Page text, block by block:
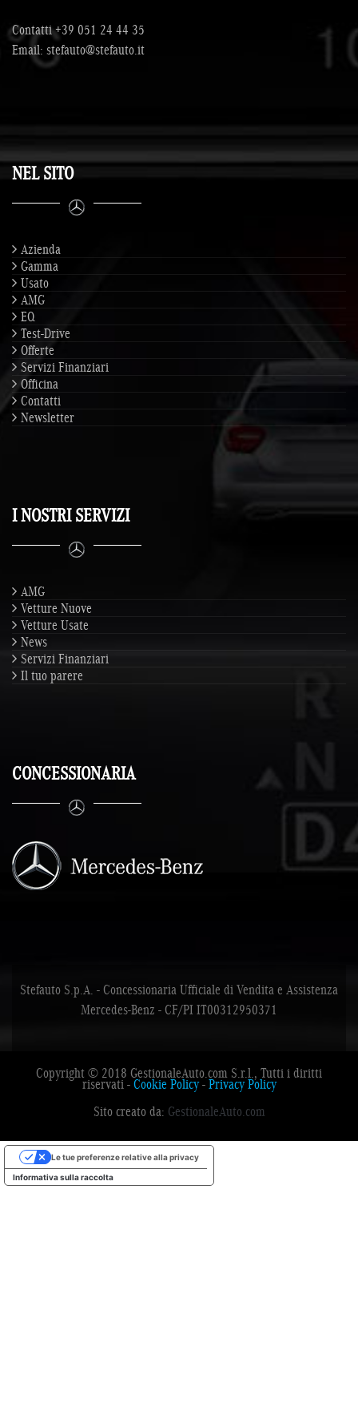
Contatti+39 051 24 44 35
Email: stefauto@stefauto.it
NEL SITO
Azienda
Gamma
Usato
AMG
EQ
Test-Drive
Offerte
Servizi Finanziari
Officina
Contatti
Newsletter
I NOSTRI SERVIZI
AMG
Vetture Nuove
Vetture Usate
News
Servizi Finanziari
Il tuo parere
CONCESSIONARIA
Stefauto S.p.A. - Concessionaria Ufficiale di Vendita e Assistenza
Mercedes-Benz - CF/PI IT00312950371
Copyright © 2018 GestionaleAuto.com S.r.l., Tutti i diritti
riservati -Cookie Policy-Privacy Policy
Sito creato da: GestionaleAuto.com
Informativa sulla raccolta
Le tue preferenze relative alla privacy